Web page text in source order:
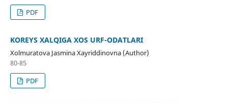
PDF
KOREYS XALQIGA XOS URF-ODATLARI
Xolmuratova Jasmina Xayriddinovna (Author)
80-85
PDF